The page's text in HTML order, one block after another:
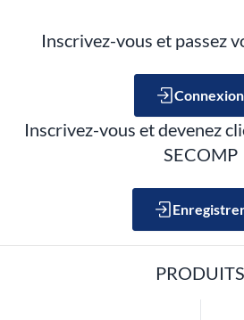
Inscrivez-vous et passez
Connexion
Inscrivez-vous et devenez
SECOMP
PRODUITS